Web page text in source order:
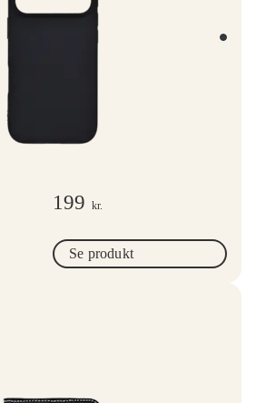
199 kr.
Se produkt